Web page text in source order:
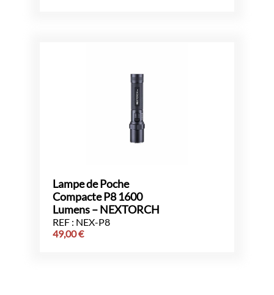
Lampe de Poche
Compacte P8 1600
Lumens – NEXTORCH
REF : NEX-P8
49,00€